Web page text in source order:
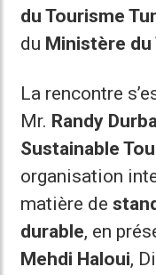
du Tourisme
du Ministère du
La rencontre
Mr. Randy
Sustainable
organisation
matière de
durable, en
Mehdi Haloui,